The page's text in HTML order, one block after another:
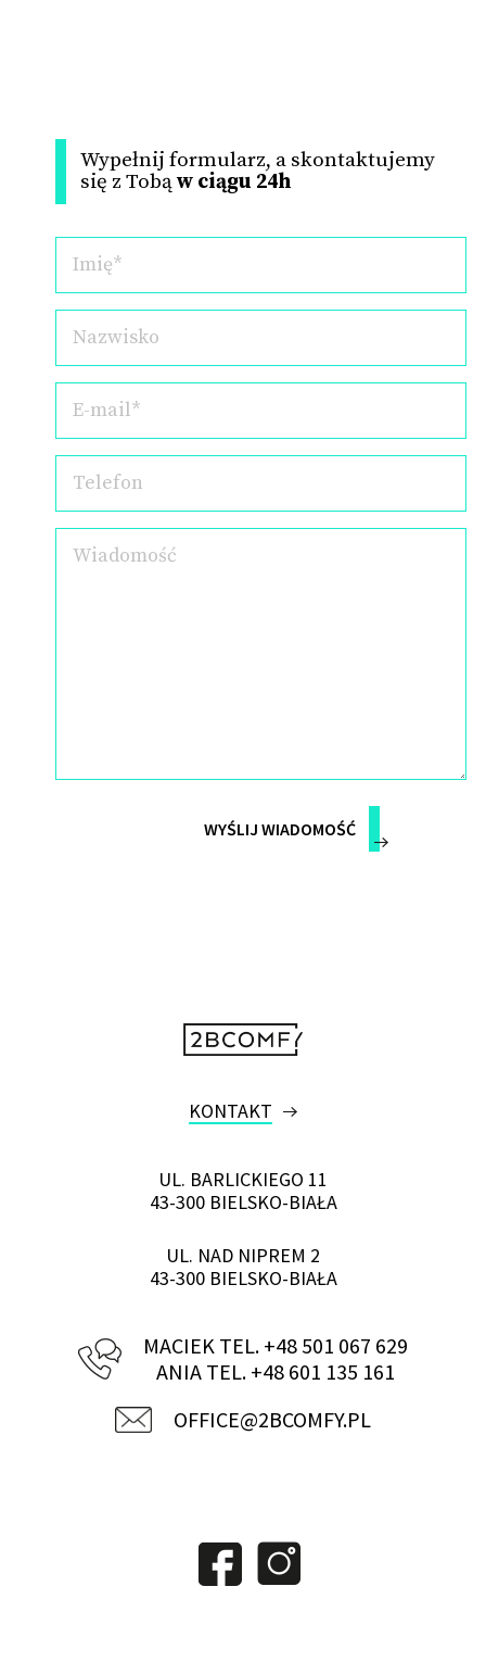
Wypełnij formularz, a skontaktujemy
się z Tobąw ciągu 24h
KONTAKT
UL. BARLICKIEGO 11
43-300 BIELSKO-BIAŁA
UL. NAD NIPREM 2
43-300 BIELSKO-BIAŁA
MACIEK TEL. +48 501 067 629
ANIA TEL. +48 601 135 161
OFFICE@2BCOMFY.PL